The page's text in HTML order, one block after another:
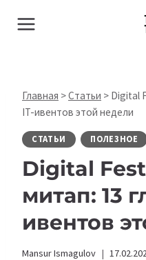
Главная >Статьи > Digital
IT-ивентов этой недели
СТАТЬИ ПОЛЕЗНОЕ
Digital
митап: 13
ивентов
Mansur Ismagulov